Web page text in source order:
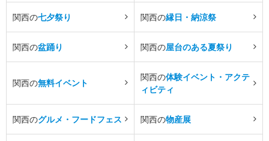
関西の七夕祭り 関西の縁日・納涼祭
関西の盆踊り 関西の屋台のある夏祭り
関西の無料イベント
関西の体験イベント・アクテ
ィビティ
関西のグルメ・フードフェス 関西の物産展